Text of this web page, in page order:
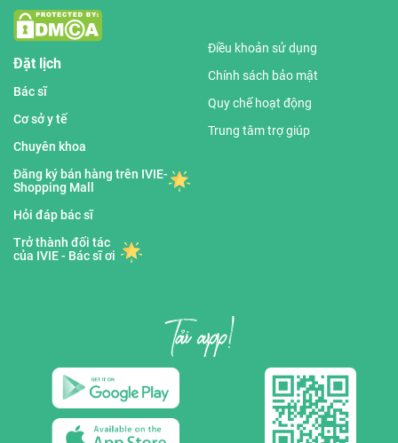
Đặt lịch
Bác sĩ
Cơ sở y tế
Chuyên khoa
Đăng ký bán hàng trên IVIE-
Shopping Mall
Hỏi đáp bác sĩ
Trở thành đối tác
của IVIE - Bác sĩ ơi
Điều khoản sử dụng
Chính sách bảo mật
Quy chế hoạt động
Trung tâm trợ giúp